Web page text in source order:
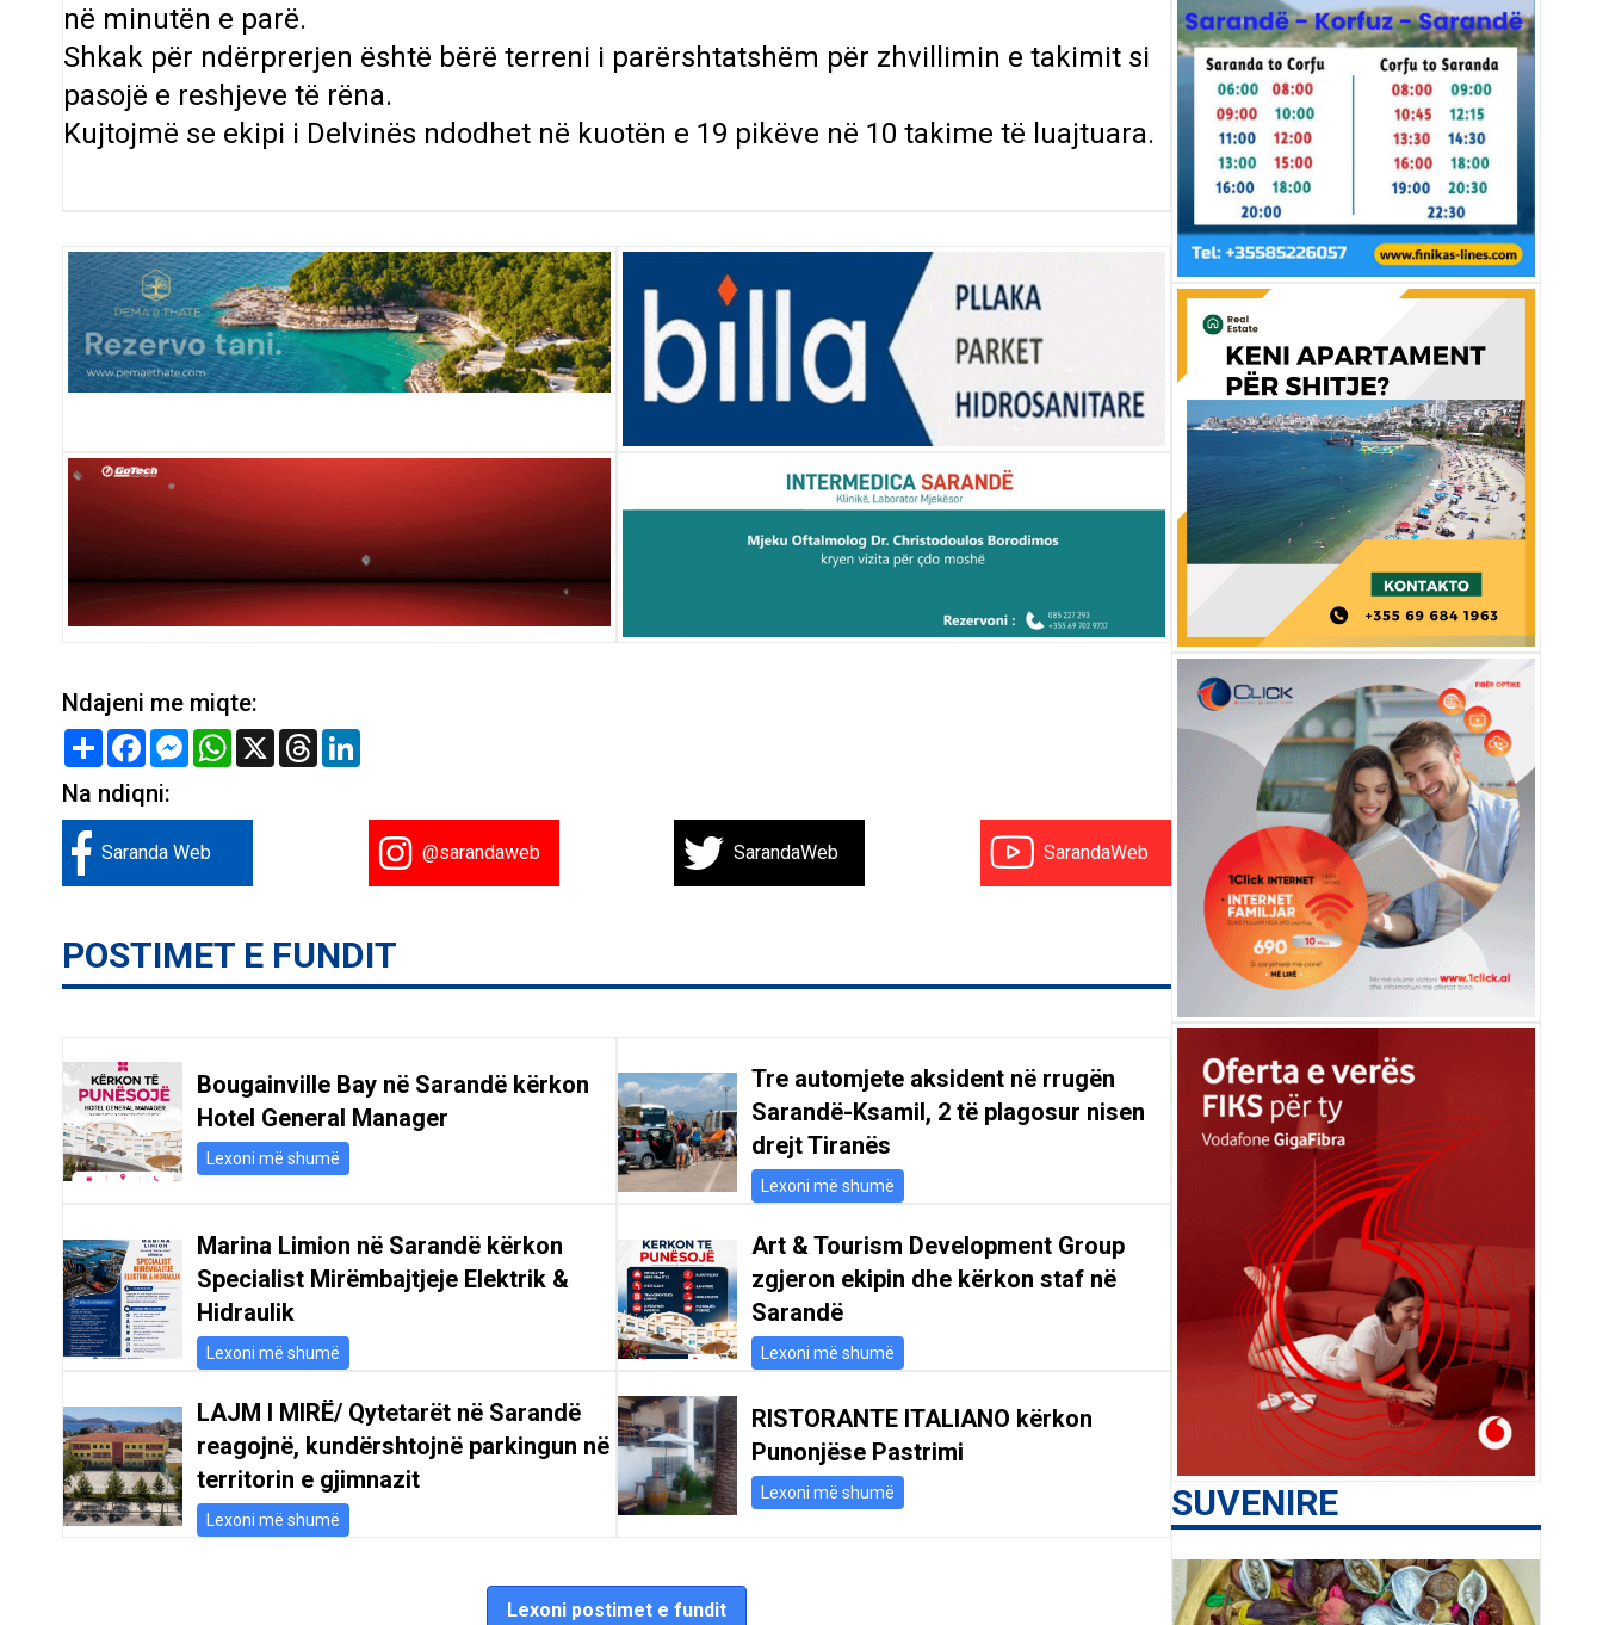
në minutën e parë.
Shkak për ndërprerjen është bërë terreni i parërshtatshëm për zhvillimin e takimit si
pasojë e reshjeve të rëna.
Kujtojmë se ekipi i Delvinës ndodhet në kuotën e 19 pikëve në 10 takime të luajtuara.
Ndajeni me miqte:
Share FacebookMessenger
WhatsApp
X Threads
Na ndiqni:
Saranda Web @sarandaweb SarandaWeb SarandaWeb
POSTIMET E FUNDIT
Bougainville Bay në Sarandë kërkon
Hotel General Manager
Lexoni më shumë
Tre automjete aksident në rrugën
Sarandë-Ksamil, 2 të plagosur nisen
drejt Tiranës
Lexoni më shumë
Marina Limion në Sarandë kërkon
Specialist Mirëmbajtjeje Elektrik &
Hidraulik
Lexoni më shumë
Art & Tourism Development Group
zgjeron ekipin dhe kërkon staf në
Sarandë
Lexoni më shumë
LAJM I MIRË/ Qytetarët në Sarandë
reagojnë, kundërshtojnë parkingun në
territorin e gjimnazit
Lexoni më shumë
RISTORANTE ITALIANO kërkon
Punonjëse Pastrimi
Lexoni më shumë
Lexoni postimet e fundit
SUVENIRE